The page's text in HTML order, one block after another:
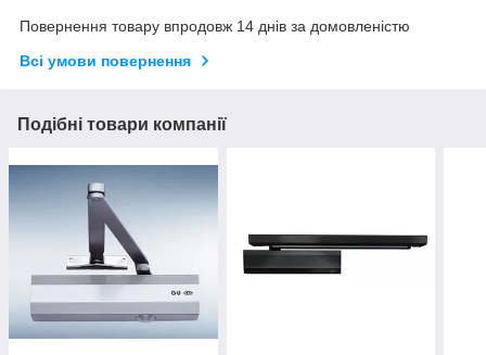
Повернення товару впродовж 14 днів за домовленістю
Всі умови повернення
Подібні товари компанії